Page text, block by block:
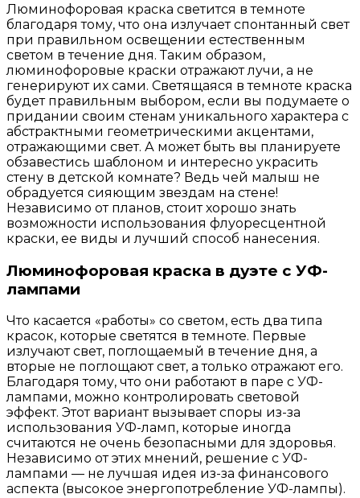
Люминофоровая краска светится в темноте
благодаря тому, что она излучает спонтанный свет
при правильном освещении естественным
светом в течение дня. Таким образом,
люминофоровые краски отражают лучи, а не
генерируют их сами. Светящаяся в темноте краска
будет правильным выбором, если вы подумаете о
придании своим стенам уникального характера с
абстрактными геометрическими акцентами,
отражающими свет. А может быть вы планируете
обзавестись шаблоном и интересно украсить
стену в детской комнате? Ведь чей малыш не
обрадуется сияющим звездам на стене!
Независимо от планов, стоит хорошо знать
возможности использования флуоресцентной
краски, ее виды и лучший способ нанесения.
Люминофоровая краска в дуэте с УФ-
лампами
Что касается «работы» со светом, есть два типа
красок, которые светятся в темноте. Первые
излучают свет, поглощаемый в течение дня, а
вторые не поглощают свет, а только отражают его.
Благодаря тому, что они работают в паре с УФ-
лампами, можно контролировать световой
эффект. Этот вариант вызывает споры из-за
использования УФ-ламп, которые иногда
считаются не очень безопасными для здоровья.
Независимо от этих мнений, решение с УФ-
лампами — не лучшая идея из-за финансового
аспекта (высокое энергопотребление УФ-лампы).